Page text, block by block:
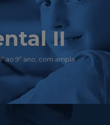
II
ao 9º ano, com ampla